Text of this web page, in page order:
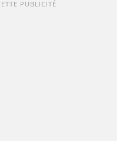
PUBLICITÉ